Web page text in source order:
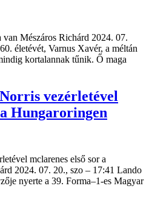
Mészáros Richárd 2024. 07.
életévét, Varnus Xavér, a méltán
kortalannak tűnik. Ő maga
vezérletével
Hungaroringen
mclarenes első sor a
2024. 07. 20., szo – 17:41 Lando
nyerte a 39. Forma–1-es Magyar